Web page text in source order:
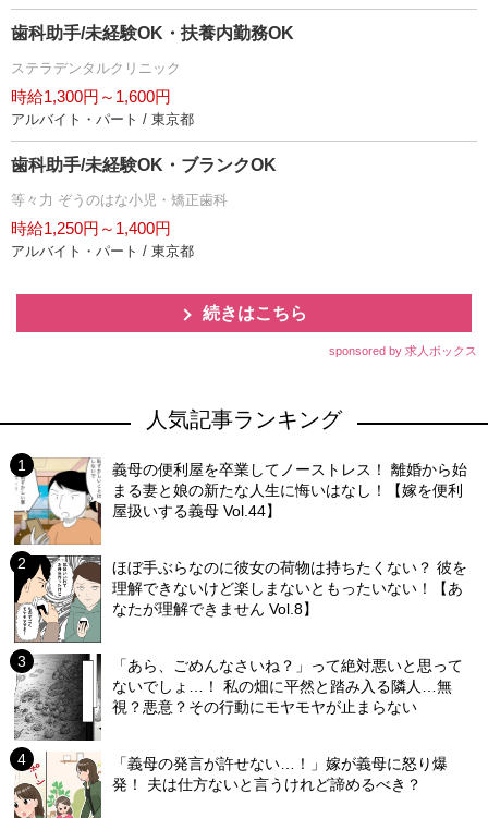
歯科助手/未経験OK・扶養内勤務OK
ステラデンタルクリニック
時給1,300円～1,600円
アルバイト・パート / 東京都
歯科助手/未経験OK・ブランクOK
等々力 ぞうのはな小児・矯正歯科
時給1,250円～1,400円
アルバイト・パート / 東京都
続きはこちら
sponsored by 求人ボックス
人気記事ランキング
義母の便利屋を卒業してノーストレス！ 離婚から始
まる妻と娘の新たな人生に悔いはなし！【嫁を便利
屋扱いする義母 Vol.44】
ほぼ手ぶらなのに彼女の荷物は持ちたくない？ 彼を
理解できないけど楽しまないともったいない！【あ
なたが理解できません Vol.8】
「あら、ごめんなさいね？」って絶対悪いと思って
ないでしょ…！ 私の畑に平然と踏み入る隣人…無
視？悪意？その行動にモヤモヤが止まらない
「義母の発言が許せない…！」嫁が義母に怒り爆
発！ 夫は仕方ないと言うけれど諦めるべき？